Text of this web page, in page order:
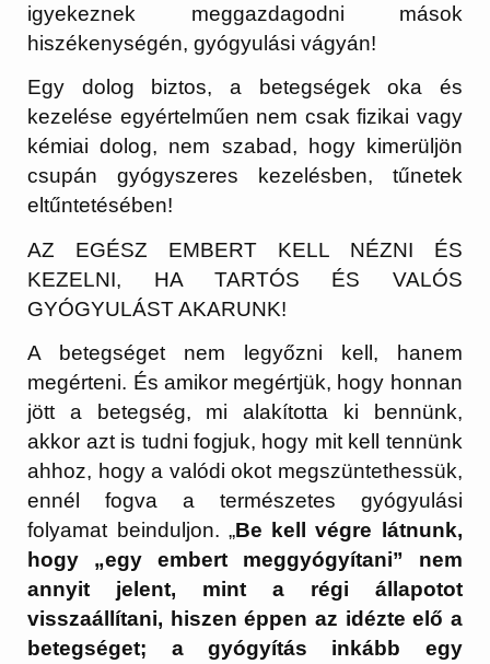
igyekeznek meggazdagodni mások
hiszékenységén, gyógyulási vágyán!
Egy dolog biztos, a betegségek oka és
kezelése egyértelműen nem csak fizikai vagy
kémiai dolog, nem szabad, hogy kimerüljön
csupán gyógyszeres kezelésben, tűnetek
eltűntetésében!
AZ EGÉSZ EMBERT KELL NÉZNI ÉS
KEZELNI, HA TARTÓS ÉS VALÓS
GYÓGYULÁST AKARUNK!
A betegséget nem legyőzni kell, hanem
megérteni. És amikor megértjük, hogy honnan
jött a betegség, mi alakította ki bennünk,
akkor azt is tudni fogjuk, hogy mit kell tennünk
ahhoz, hogy a valódi okot megszüntethessük,
ennél fogva a természetes gyógyulási
folyamat beinduljon. „Be kell végre látnunk,
hogy „egy embert meggyógyítani” nem
annyit jelent, mint a régi állapotot
visszaállítani, hiszen éppen az idézte elő a
betegséget; a gyógyítás inkább egy